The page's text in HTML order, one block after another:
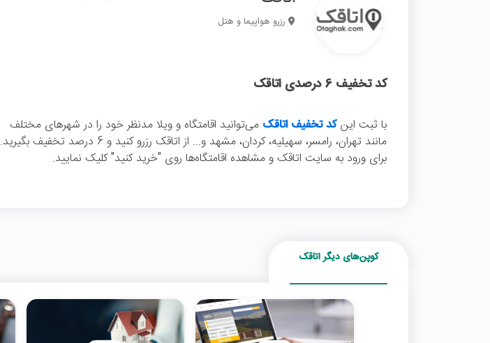
رزرو هواپیما و هتل
کد تخفیف 6 درصدی اتاقک
با ثبت اینکد تخفیف اتاقک می‌توانید اقامتگاه و ویلا مدنظر خود را در شهرهای مختلف
مانند تهران، رامسر، سهیلیه، کردان، مشهد و... از اتاقک رزرو کنید و 6 درصد تخفیف بگیرید.
برای ورود به سایت اتاقک و مشاهده اقامتگاه‌ها روی "خرید کنید" کلیک نمایید.
کوپن‌های دیگر اتاقک